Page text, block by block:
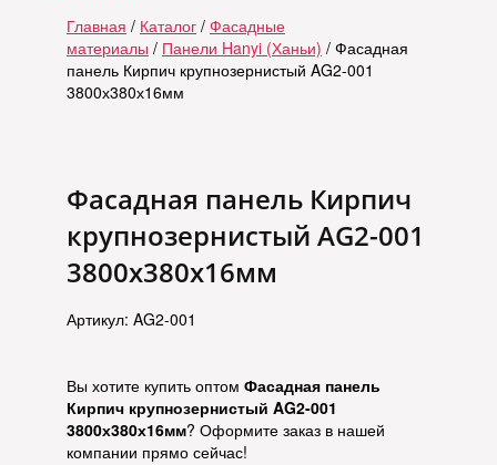
Главная / Каталог / Фасадные
материалы / Панели Hanyi (Ханьи) / Фасадная
панель Кирпич крупнозернистый AG2-001
3800х380х16мм
Фасадная панель Кирпич
крупнозернистый AG2-001
3800х380х16мм
Артикул: AG2-001
Вы хотите купить оптом Фасадная панель
Кирпич крупнозернистый AG2-001
3800х380х16мм? Оформите заказ в нашей
компании прямо сейчас!